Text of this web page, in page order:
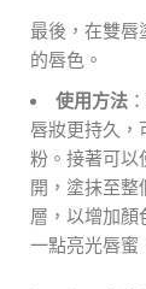
最後，在雙唇
的唇色。
使用方法 ：
唇妝更持久，
粉。接著可以
開，塗抹至
層，以增加顏
一點亮光唇蜜